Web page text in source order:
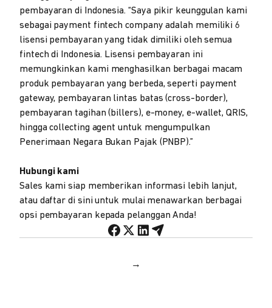
pembayaran di Indonesia. “Saya pikir keunggulan kami
sebagai payment fintech company adalah memiliki 6
lisensi pembayaran yang tidak dimiliki oleh semua
fintech di Indonesia. Lisensi pembayaran ini
memungkinkan kami menghasilkan berbagai macam
produk pembayaran yang berbeda, seperti payment
gateway, pembayaran lintas batas (cross-border),
pembayaran tagihan (billers), e-money, e-wallet, QRIS,
hingga collecting agent untuk mengumpulkan
Penerimaan Negara Bukan Pajak (PNBP).”
Hubungi kami
Sales kami siap memberikan informasi lebih lanjut,
atau daftar di sini untuk mulai menawarkan berbagai
opsi pembayaran kepada pelanggan Anda!
→